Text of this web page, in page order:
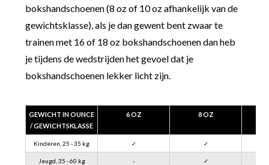
bokshandschoenen (8 oz of 10 oz afhankelijk van de
gewichtsklasse), als je dan gewent bent zwaar te
trainen met 16 of 18 oz bokshandschoenen dan heb
je tijdens de wedstrijden het gevoel dat je
bokshandschoenen lekker licht zijn.
GEWICHT IN OUNCE
/ GEWICHTSKLASSE
6 OZ 8 OZ
Kinderen, 25 - 35 kg ✓ ✓
Jeugd, 35 - 60 kg - ✓